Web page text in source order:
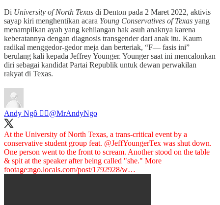
Di University of North Texas di Denton pada 2 Maret 2022, aktivis
sayap kiri menghentikan acara Young Conservatives of Texas yang
menampilkan ayah yang kehilangan hak asuh anaknya karena
keberatannya dengan diagnosis transgender dari anak itu. Kaum
radikal menggedor-gedor meja dan berteriak, “F— fasis ini”
berulang kali kepada Jeffrey Younger. Younger saat ini mencalonkan
diri sebagai kandidat Partai Republik untuk dewan perwakilan
rakyat di Texas.
Andy Ngô 🏳️‍🌈@MrAndyNgo
At the University of North Texas, a trans-critical event by a
conservative student group feat. @JeffYoungerTex was shut down.
One person went to the front to scream. Another stood on the table
& spit at the speaker after being called "she." More
footage:ngo.locals.com/post/1792928/w…